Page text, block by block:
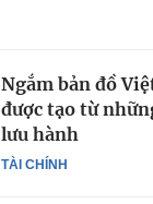
TÀI CHÍNH
Ngắm bản đồ
được tạo từ
lưu hành